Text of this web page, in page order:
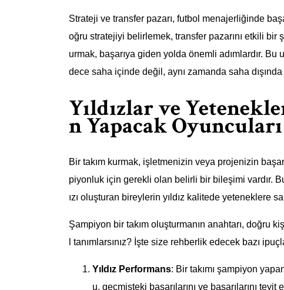
Strateji ve transfer pazarı, futbol menajerliğinde
oğru stratejiyi belirlemek, transfer pazarını etkili bir
urmak, başarıya giden yolda önemli adımlardır.
dece saha içinde değil, aynı zamanda saha
Yıldızlar ve
n Yapacak
Bir takım kurmak, işletmenizin veya projenizin
piyonluk için gerekli olan belirli bir bileşimi vardır.
ızı oluşturan bireylerin yıldız kalitede yeteneklere
Şampiyon bir takım oluşturmanın anahtarı, doğru
l tanımlarsınız? İşte size rehberlik edecek bazı
Yıldız Performans: Bir takımı şampiyon
u, geçmişteki başarılarını ve başarılarını